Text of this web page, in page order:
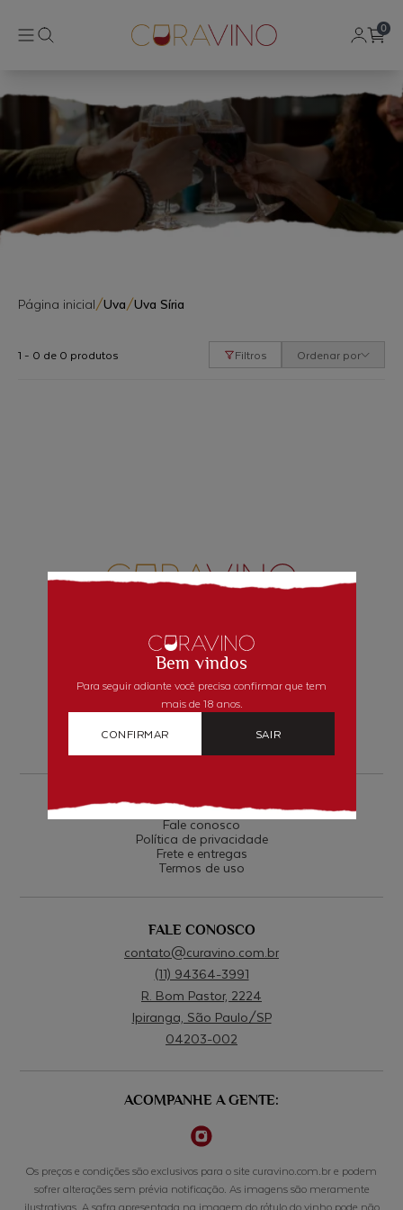
Bem vindos
Para seguir adiante você precisa confirmar que tem
mais de 18 anos.
CONFIRMAR
SAIR
0
Página inicial/Uva/Uva Síria
1 - 0 de 0 produtos Filtros Ordenar por
INSTITUCIONAL
Como comprar
AJUDA
Fale conosco
Política de privacidade
Frete e entregas
Termos de uso
FALE CONOSCO
contato@curavino.com.br
(11) 94364-3991
R. Bom Pastor, 2224
Ipiranga, São Paulo/SP
04203-002
ACOMPANHE A GENTE:
Os preços e condições são exclusivos para o site curavino.com.br e podem
sofrer alterações sem prévia notificação. As imagens são meramente
ilustrativas. A safra apresentada na imagem do rótulo do vinho pode não